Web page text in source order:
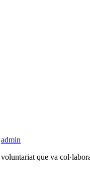
admin
que va